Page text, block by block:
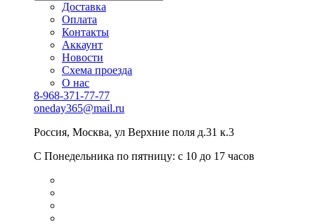
Доставка
Оплата
Контакты
Аккаунт
Новости
Схема проезда
О нас
8-968-371-77-77
oneday365@mail.ru
Россия, Москва, ул Верхние поля д.31 к.3
С Понедельника по пятницу: с 10 до 17 часов